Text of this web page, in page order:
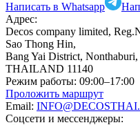
Написать в Whatsapp
Адрес:
Decos company limited,
Sao Thong Hin,
Bang Yai District, Nonthaburi,
THAILAND 11140
Режим работы: 09:00–17:00
Проложить маршрут
Email:
Соцсети и мессенджеры: